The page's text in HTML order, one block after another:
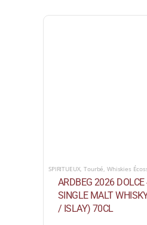
SPIRITUEUX,Tourbé, Whiskies
ARDBEG 2026 DOLCE
SINGLE MALT
/ ISLAY) 70CL